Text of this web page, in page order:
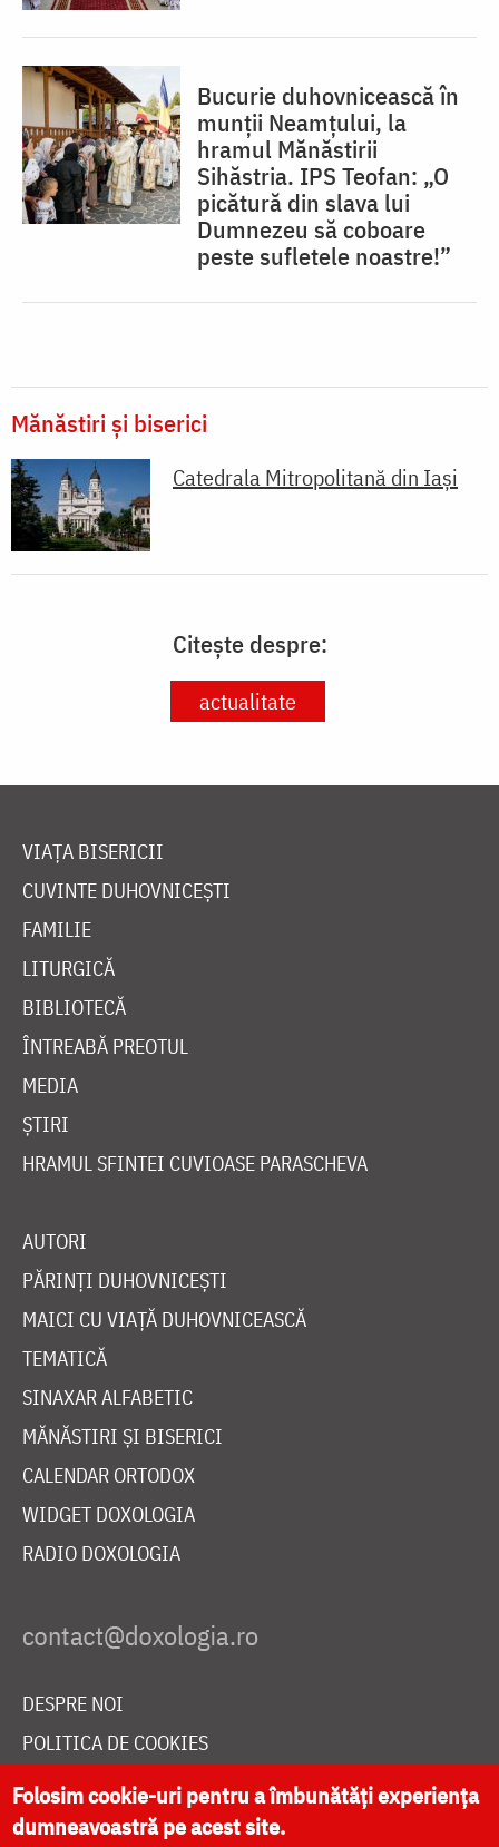
Bucurie duhovnicească în
munții Neamțului, la
hramul Mănăstirii
Sihăstria. IPS Teofan: „O
picătură din slava lui
Dumnezeu să coboare
peste sufletele noastre!”
Mănăstiri și biserici
Catedrala Mitropolitană din Iaşi
Citește despre:
actualitate
VIAȚA BISERICII
CUVINTE DUHOVNICEȘTI
FAMILIE
LITURGICĂ
BIBLIOTECĂ
ÎNTREABĂ PREOTUL
MEDIA
ȘTIRI
HRAMUL SFINTEI CUVIOASE PARASCHEVA
AUTORI
PĂRINȚI DUHOVNICEȘTI
MAICI CU VIAȚĂ DUHOVNICEASCĂ
TEMATICĂ
SINAXAR ALFABETIC
MĂNĂSTIRI ȘI BISERICI
CALENDAR ORTODOX
WIDGET DOXOLOGIA
RADIO DOXOLOGIA
DESPRE NOI
POLITICA DE COOKIES
DONEAZĂ ONLINE PENTRU CATEDRALA NAȚIONALĂ
Folosim cookie-uri pentru a îmbunătăți experiența
dumneavoastră pe acest site.